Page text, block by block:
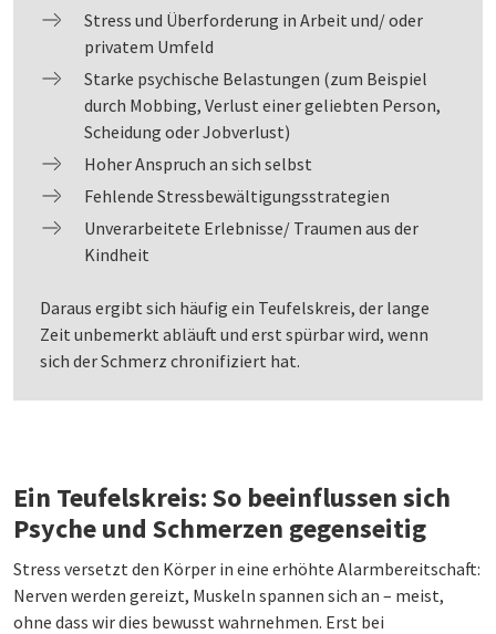
Stress und Überforderung in Arbeit und/ oder
privatem Umfeld
Starke psychische Belastungen (zum Beispiel
durch Mobbing, Verlust einer geliebten Person,
Scheidung oder Jobverlust)
Hoher Anspruch an sich selbst
Fehlende Stressbewältigungsstrategien
Unverarbeitete Erlebnisse/ Traumen aus der
Kindheit
Daraus ergibt sich häufig ein Teufelskreis, der lange
Zeit unbemerkt abläuft und erst spürbar wird, wenn
sich der Schmerz chronifiziert hat.
Ein Teufelskreis: So beeinflussen sich
Psyche und Schmerzen gegenseitig
Stress versetzt den Körper in eine erhöhte Alarmbereitschaft:
Nerven werden gereizt, Muskeln spannen sich an – meist,
ohne dass wir dies bewusst wahrnehmen. Erst bei